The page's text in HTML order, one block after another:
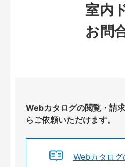
室内
お問
Webカタログの閲覧・請
らご依頼いただけます。
Webカタロ